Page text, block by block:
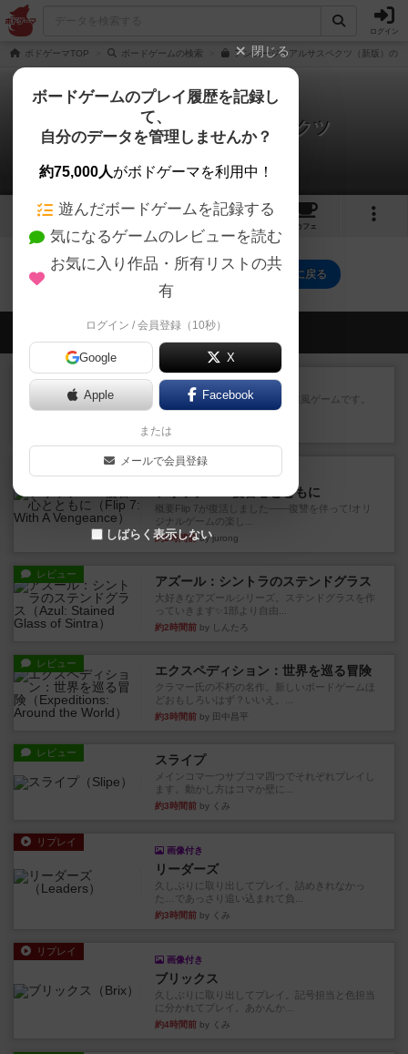
ログイン
ボドゲーマTOP ボードゲームの検索 アンユージュアルサスペクツ（新版）の
アンユージュアル・サスペクツ
0件のルール/インスト
8 1 10
カフェ
アンユージュアル・サスペクツのトップに戻る
会員の新しい投稿
レビュー ジンラミー
トランプで遊べる2人対戦の麻雀風ゲームです。
10枚の手札で、同じスーツ...
約1時間前
ルール/インスト
フリップ７：復讐心とともに
概要Flip 7が復活しました――復讐を伴って!オリ
ジナルゲームの楽し...
約2時間前by jurong
レビュー アズール：シントラのステンドグラス
大好きなアズールシリーズ。ステンドグラスを作
っていきます✨1部より自由...
約2時間前 by しんたろ
レビュー エクスペディション：世界を巡る冒険
クラマー氏の不朽の名作。新しいボードゲームほ
どおもしろいはず？いいえ。...
約3時間前 by 田中昌平
レビュー スライプ
メインコマ一つサブコマ四つでそれぞれプレイし
ます。動かし方はコマか壁に...
約3時間前 by くみ
リプレイ
画像付き
リーダーズ
久しぶりに取り出してプレイ。詰めきれなかっ
た…であっさり追い込まれて負...
約3時間前 by くみ
リプレイ
画像付き
ブリックス
久しぶりに取り出してプレイ。記号担当と色担当
に分かれてプレイ。あかんか...
約4時間前 by くみ
閉じる
ボードゲームのプレイ履歴を記録し
て、
自分のデータを管理しませんか？
約75,000人がボドゲーマを利用中！
遊んだボードゲームを記録する
気になるゲームのレビューを読む
お気に入り作品・所有リストの共
有
ログイン / 会員登録（10秒）
Google X
Apple Facebook
または
メールで会員登録
しばらく表示しない